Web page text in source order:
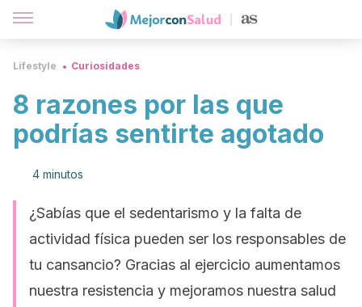
Lifestyle Curiosidades
8 razones por las que
podrías sentirte agotado
4 minutos
¿Sabías que el sedentarismo y la falta de
actividad física pueden ser los responsables de
tu cansancio? Gracias al ejercicio aumentamos
nuestra resistencia y mejoramos nuestra salud